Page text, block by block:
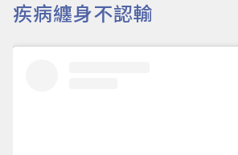
疾病纏身不認輸